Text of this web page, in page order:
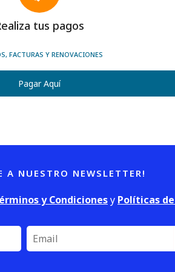
tus pagos
FACTURAS Y RENOVACIONES
Pagar Aquí
A NUESTRO NEWSLETTER!
y Condicionesy Políticas